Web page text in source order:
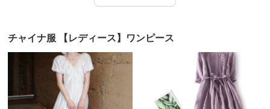
チャイナ服 【レディース】ワンピース